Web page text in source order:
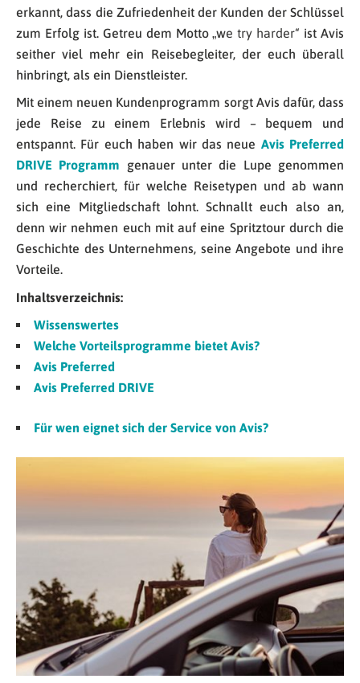
erkannt, dass die Zufriedenheit der Kunden der Schlüssel
zum Erfolg ist. Getreu dem Motto „we try harder“ ist Avis
seither viel mehr ein Reisebegleiter, der euch überall
hinbringt, als ein Dienstleister.
Mit einem neuen Kundenprogramm sorgt Avis dafür, dass
jede Reise zu einem Erlebnis wird – bequem und
entspannt. Für euch haben wir das neue Avis Preferred
DRIVE Programm genauer unter die Lupe genommen
und recherchiert, für welche Reisetypen und ab wann
sich eine Mitgliedschaft lohnt. Schnallt euch also an,
denn wir nehmen euch mit auf eine Spritztour durch die
Geschichte des Unternehmens, seine Angebote und ihre
Vorteile.
Inhaltsverzeichnis:
Wissenswertes
Welche Vorteilsprogramme bietet Avis?
Avis Preferred
Avis Preferred DRIVE
Für wen eignet sich der Service von Avis?